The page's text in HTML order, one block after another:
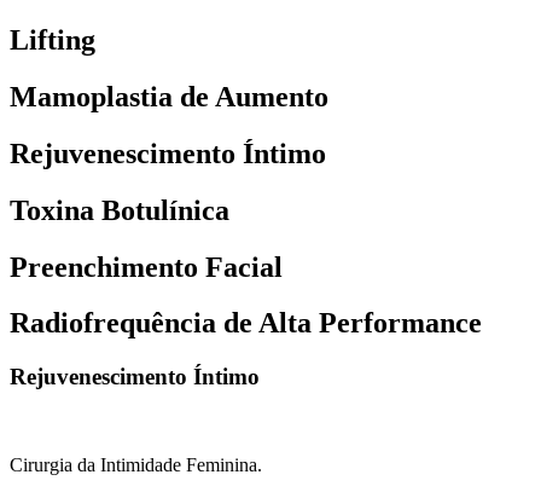
Lifting
Mamoplastia de Aumento
Rejuvenescimento Íntimo
Toxina Botulínica
Preenchimento Facial
Radiofrequência de Alta Performance
Rejuvenescimento Íntimo
Cirurgia da Intimidade Feminina.